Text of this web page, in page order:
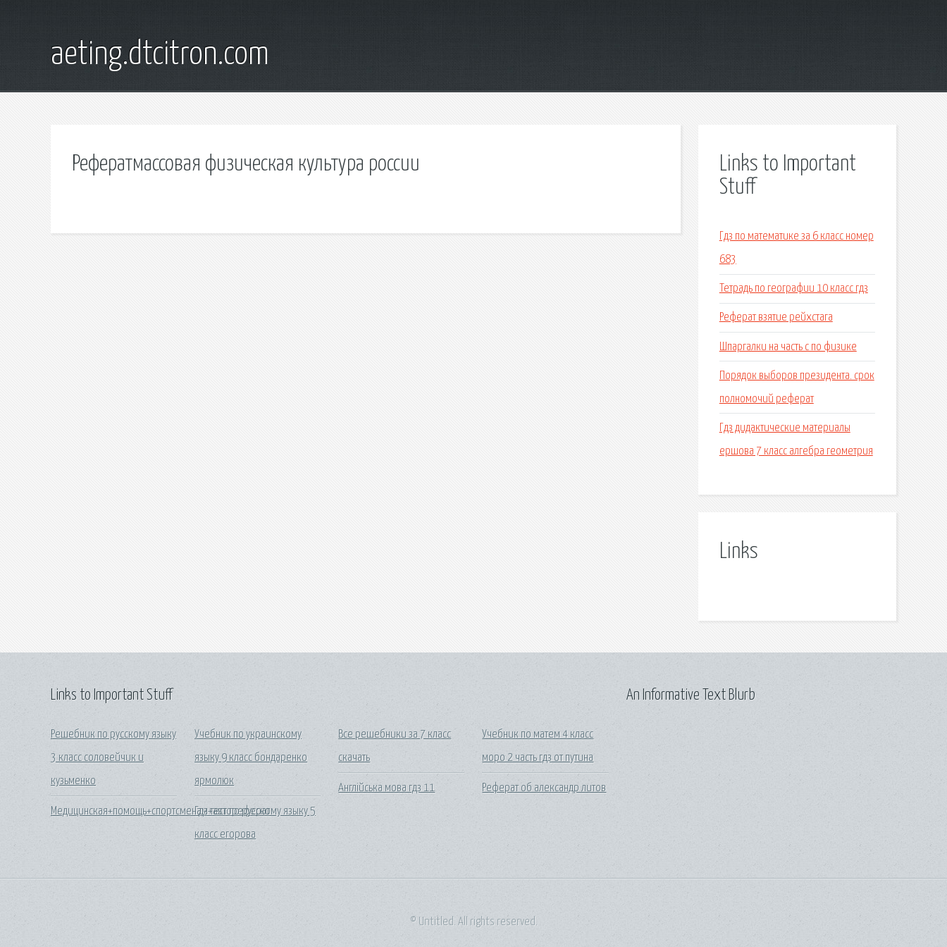
aeting.dtcitron.com
Рефератмассовая физическая культура россии
Links to Important
Stuff
Гдз по математике за 6 класс номер
683
Тетрадь по географии 10 класс гдз
Реферат взятие рейхстага
Шпаргалки на часть с по физике
Порядок выборов президента. срок
полномочий реферат
Гдз дидактические материалы
ершова 7 класс алгебра геометрия
Links
Links to Important Stuff
Решебник по русскому языку
3 класс соловейчик и
кузьменко
Медицинская+помощь+спортсменам+автореферат
Учебник по украинскому
языку 9 класс бондаренко
ярмолюк
Гдз тест по русскому языку 5
класс егорова
Все решебники за 7 класс
скачать
Англiйська мова гдз 11
Учебник по матем 4 класс
моро 2 часть гдз от путина
Реферат об александр литов
An Informative Text Blurb
© Untitled. All rights reserved.